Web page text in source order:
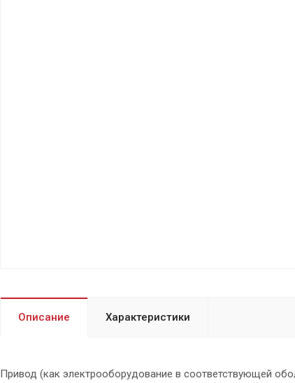
Описание Характеристики
Привод (как электрооборудование в соответствующей